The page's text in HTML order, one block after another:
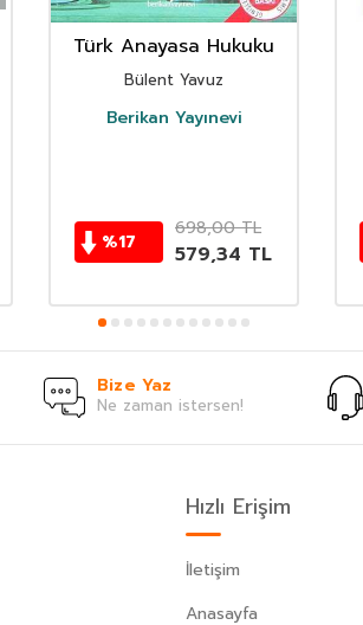
Türk Anayasa Hukuku
Bülent Yavuz
Berikan Yayınevi
%17
698,00TL
579,34 TL
Bize Yaz
Ne zaman istersen!
Hızlı Erişim
İletişim
Anasayfa